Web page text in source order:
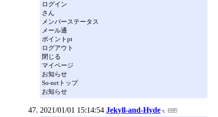
ログイン
さん
メンバーステータス
メール通
ポイントpt
ログアウト
閉じる
マイページ
お知らせ
So-netトップ
お知らせ
2021/01/01 15:14:54 Jekyll-and-Hyde